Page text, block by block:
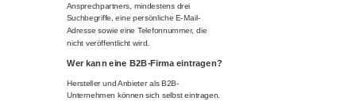
Ansprechpartners, mindestens drei
Suchbegriffe, eine persönliche E-Mail-
Adresse sowie eine Telefonnummer, die
nicht veröffentlicht wird.
Wer kann eine B2B-Firma eintragen?
Hersteller und Anbieter als B2B-
Unternehmen können sich selbst eintragen.